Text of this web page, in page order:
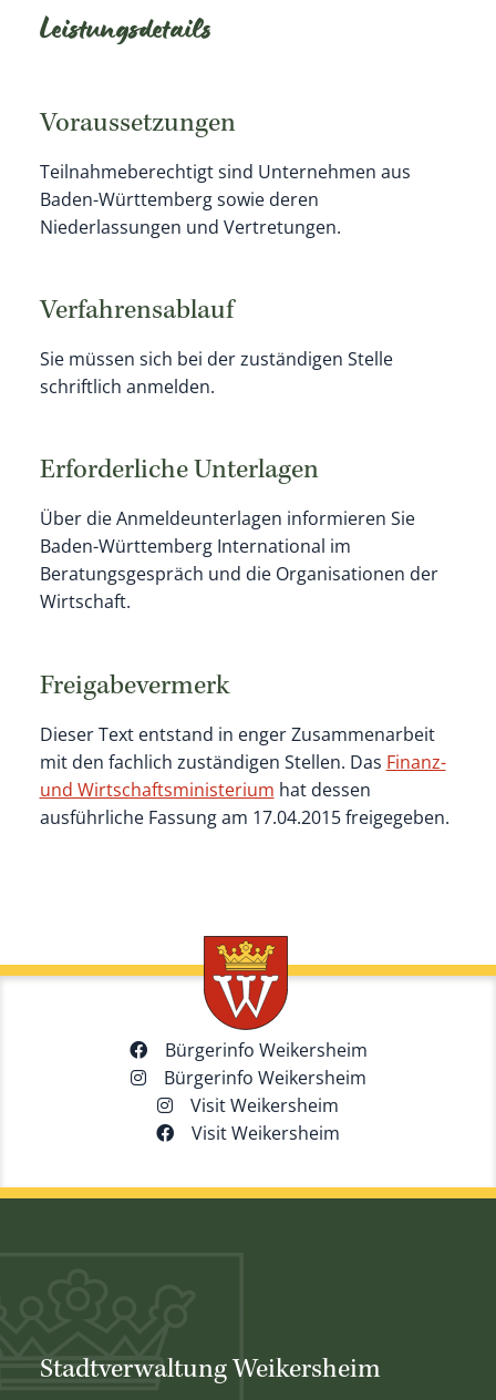
Leistungsdetails
Voraussetzungen
Teilnahmeberechtigt sind Unternehmen aus
Baden-Württemberg sowie deren
Niederlassungen und Vertretungen.
Verfahrensablauf
Sie müssen sich bei der zuständigen Stelle
schriftlich anmelden.
Erforderliche Unterlagen
Über die Anmeldeunterlagen informieren Sie
Baden-Württemberg International im
Beratungsgespräch und die Organisationen der
Wirtschaft.
Freigabevermerk
Dieser Text entstand in enger Zusammenarbeit
mit den fachlich zuständigen Stellen. Das Finanz-
und Wirtschaftsministerium hat dessen
ausführliche Fassung am 17.04.2015 freigegeben.
Bürgerinfo Weikersheim
Bürgerinfo Weikersheim
Visit Weikersheim
Visit Weikersheim
Stadtverwaltung Weikersheim